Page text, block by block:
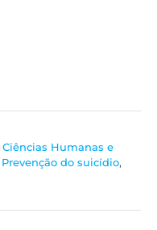
Ciências Humanas e
Prevenção do suicídio,